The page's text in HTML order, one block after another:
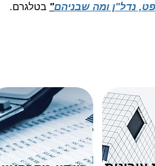
נדל"ן ומה שבניהם" בטלגרם.